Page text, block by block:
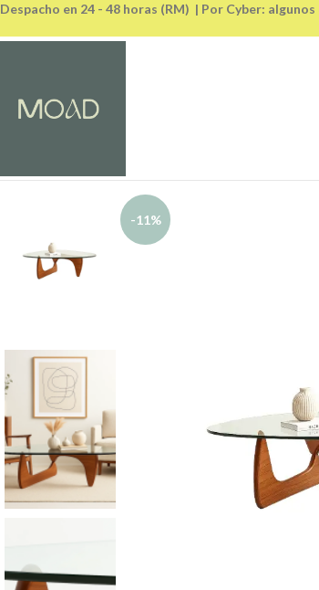
-11%
Despacho en 24 - 48 horas (RM) | Por Cyber: